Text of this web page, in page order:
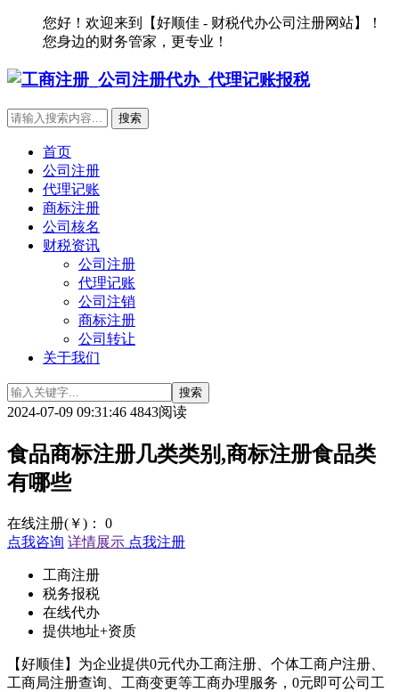
您好！欢迎来到【好顺佳 - 财税代办公司注册网站】！
您身边的财务管家，更专业！
首页
公司注册
代理记账
商标注册
公司核名
财税资讯
公司注册
代理记账
公司注销
商标注册
公司转让
关于我们
2024-07-09 09:31:46 4843阅读
食品商标注册几类类别,商标注册食品类
有哪些
在线注册(￥)：
0
点我咨询 详情展示 点我注册
工商注册
税务报税
在线代办
提供地址+资质
【好顺佳】为企业提供0元代办工商注册、个体工商户注册、
工商局注册查询、工商变更等工商办理服务，0元即可公司工